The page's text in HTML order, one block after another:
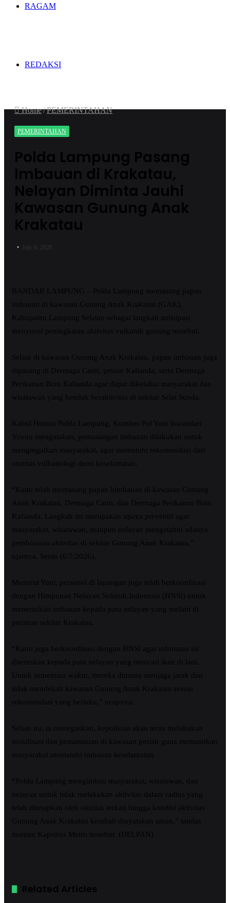
RAGAM
REDAKSI
Home/PEMERINTAHAN
PEMERINTAHAN
Polda Lampung Pasang
Imbauan di Krakatau,
Nelayan Diminta Jauhi
Kawasan Gunung Anak
Krakatau
July 6, 2026
BANDAR LAMPUNG – Polda Lampung memasang papan
imbauan di kawasan Gunung Anak Krakatau (GAK),
Kabupaten Lampung Selatan sebagai langkah antisipasi
menyusul peningkatan aktivitas vulkanik gunung tersebut.
Selain di kawasan Gunung Anak Krakatau, papan imbauan juga
dipasang di Dermaga Canti, pesisir Kalianda, serta Dermaga
Perikanan Bom Kalianda agar dapat diketahui masyarakat dan
wisatawan yang hendak beraktivitas di sekitar Selat Sunda.
Kabid Humas Polda Lampung, Kombes Pol Yuni Iswandari
Yuyun mengatakan, pemasangan imbauan dilakukan untuk
mengingatkan masyarakat, agar mematuhi rekomendasi dari
otoritas vulkanologi demi keselamatan.
“Kami telah memasang papan himbauan di kawasan Gunung
Anak Krakatau, Dermaga Canti, dan Dermaga Perikanan Bom
Kalianda. Langkah ini merupakan upaya preventif agar
masyarakat, wisatawan, maupun nelayan mengetahui adanya
pembatasan aktivitas di sekitar Gunung Anak Krakatau,”
ujarnya, Senin (6/7/2026).
Menurut Yuni, personel di lapangan juga telah berkoordinasi
dengan Himpunan Nelayan Seluruh Indonesia (HNSI) untuk
meneruskan imbauan kepada para nelayan yang melaut di
perairan sekitar Krakatau.
“Kami juga berkoordinasi dengan HNSI agar informasi ini
diteruskan kepada para nelayan yang mencari ikan di laut.
Untuk sementara waktu, mereka diminta menjaga jarak dan
tidak mendekati kawasan Gunung Anak Krakatau sesuai
rekomendasi yang berlaku,” ucapnya.
Selain itu, ia menegaskan, kepolisian akan terus melakukan
sosialisasi dan pemantauan di kawasan pesisir guna memastikan
masyarakat mematuhi imbauan keselamatan.
“Polda Lampung mengimbau masyarakat, wisatawan, dan
nelayan untuk tidak melakukan aktivitas dalam radius yang
telah ditetapkan oleh otoritas terkait hingga kondisi aktivitas
Gunung Anak Krakatau kembali dinyatakan aman,” tandas
mantan Kapolres Metro tersebut. (DELPAN)
Related Articles